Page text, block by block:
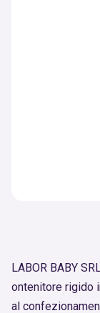
LABOR BABY
ontenitore rigido
al